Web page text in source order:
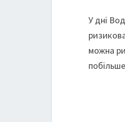
У дні
можна